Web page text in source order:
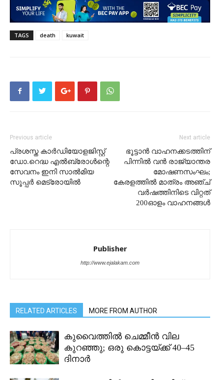
TAGS death kuwait
Previous article
പ്രശസ്ത കാർഡിയോളജിസ്റ്റ്
ഡോ.റെദ്ധ എൽബ്രോൾന്റെ
സേവനം ഇനി സാൽമിയ
സൂപ്പർ മെട്രോയിൽ
Next article
ഭൂട്ടാൻ വാഹനക്കടത്തിന്
പിന്നിൽ വൻ രാജ്യാന്തര
മോഷണസംഘം;
കേരളത്തിൽ മാത്രം അഞ്ച്
വർഷത്തിനിടെ വിറ്റത്
200ഓളം വാഹനങ്ങൾ
Publisher
http://www.ejalakam.com
RELATED ARTICLES MORE FROM AUTHOR
കുവൈത്തിൽ ചെമ്മീൻ വില
കുറഞ്ഞു; ഒരു കൊട്ടയ്ക്ക് 40–45
ദിനാർ